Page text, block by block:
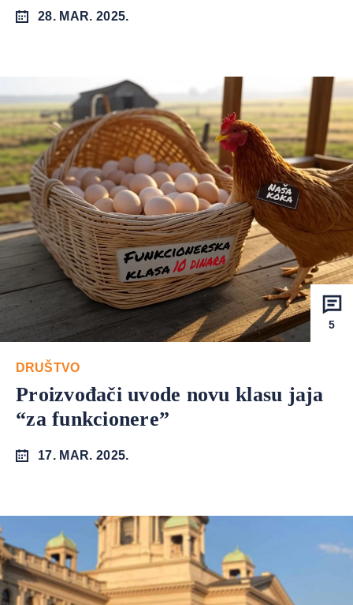
28. MAR. 2025.
5
DRUŠTVO
Proizvođači uvode novu klasu jaja
“za funkcionere”
17. MAR. 2025.